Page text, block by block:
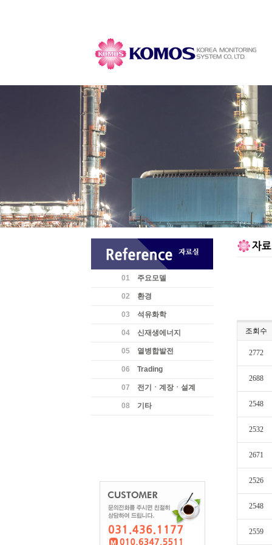
01 주요모델
02 환경
03 석유화학
04 신재생에너지
05 열병합발전
06 Trading
07 전기ㆍ계장ㆍ설계
08 기타
조회수
2772
2688
2548
2532
2671
2526
2548
2559